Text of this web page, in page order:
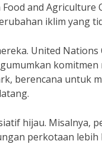
and Agriculture
iklim yang
United Nations
komitmen
berencana untuk
hijau. Misalnya,
perkotaan lebih